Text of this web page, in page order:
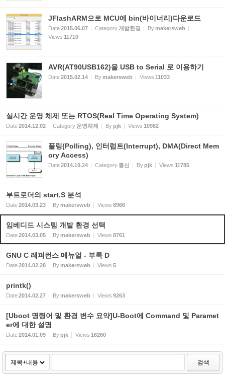
JFlashARM으로 MCU에 bin(바이너리)다운로드
Date2015.06.07 Category 개발환경 Bymakersweb
Views 11710
AVR(AT90USB162)을 USB to Serial 로 이용하기
Date2015.02.14 Bymakersweb Views 11033
실시간 운영 체제 또는 RTOS(Real Time Operating System)
Date2014.12.02 Category 운영체제 Bypjk Views 10982
폴링(Polling), 인터럽트(Interrupt), DMA(Direct Mem
ory Access)
Date2014.10.24 Category 통신 Bypjk Views 11785
부트로더의 start.S 분석
Date2014.03.23 Bymakersweb Views 8966
임베디드 시스템 개발 환경 선택
Date2014.03.05 Bymakersweb Views 8761
GNU C 레퍼런스 메뉴얼 - 부록 D
Date2014.02.28 Bymakersweb Views 5
printk()
Date2014.02.27 Bymakersweb Views 9263
[Uboot 명령어 및 환경 변수 요약]U-Boot에 Command 및 Paramet
er에 대한 설명
Date2014.01.09 Bypjk Views 16260
검색